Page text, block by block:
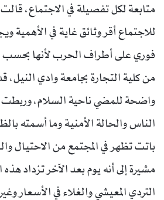
متابعة لكل تفصيلة في الاجتماع،
للاجتماع أقر وثائق غاية في
فوري على أطراف الحرب لأنها
من كلية التجارة بجامعة وادي
واضحة للمضي ناحية السلام،
الناس والحالة الأمنية وما أسمته
باتت تظهر في المجتمع من الاحتيال
مشيرة إلى أنه يوم بعد الآخر تزداد
التردي المعيشي والغلاء في الأسعار